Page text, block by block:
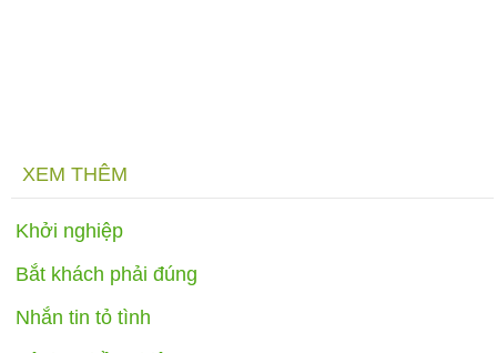
XEM THÊM
Khởi nghiệp
Bắt khách phải đúng
Nhắn tin tỏ tình